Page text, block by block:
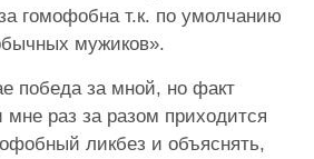
гомофобна т.к. по умолчанию
мужиков».
победа за мной, но факт
мне раз за разом приходится
ликбез и объяснять,